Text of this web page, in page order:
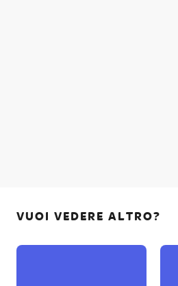
VUOI VEDERE ALTRO?